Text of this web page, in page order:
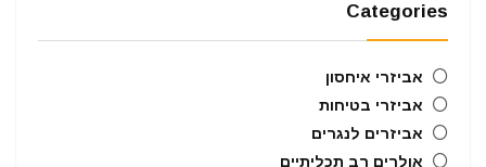
Categories
אביזרי איחסון
אביזרי בטיחות
אביזרים לנגרים
אולרים רב תכליתיים